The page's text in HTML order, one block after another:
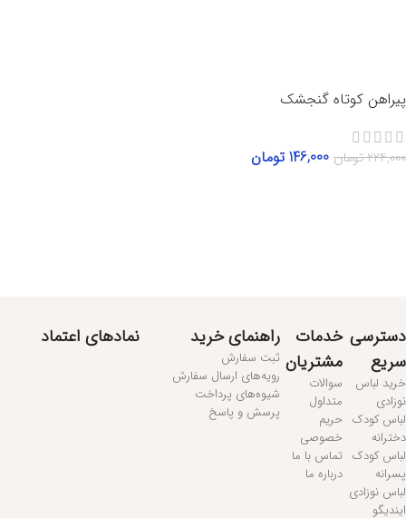
پیراهن کوتاه گنجشک
224,000تومان 146,000 تومان
دسترسی
سریع
خرید لباس
نوزادی
لباس کودک
دخترانه
لباس کودک
پسرانه
لباس نوزادی
ایندیگو
خدمات
مشتریان
سوالات
متداول
حریم
خصوصی
تماس با ما
درباره ما
راهنمای خرید
ثبت سفارش
رویه‌های ارسال سفارش
شیوه‌های پرداخت
پرسش و پاسخ
نمادهای اعتماد